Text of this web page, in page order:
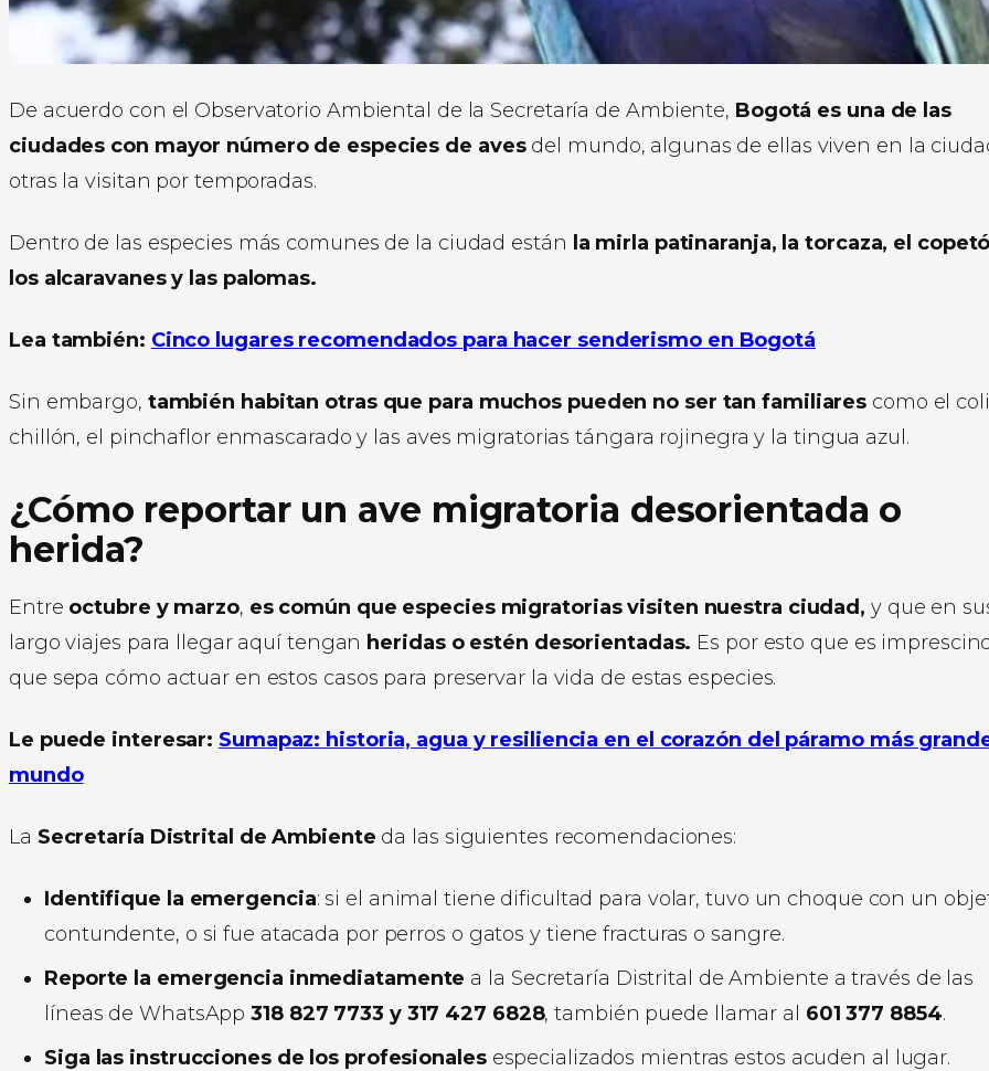
De acuerdo con el Observatorio Ambiental de la Secretaría de Ambiente, Bogotá es una de las
ciudades con mayor número de especies de avesdel mundo, algunas de ellas viven en la
otras la visitan por temporadas.
Dentro de las especies más comunes de la ciudad están la mirla patinaranja, la torcaza, el
los alcaravanes y las palomas.
Lea también: Cinco lugares recomendados para hacer senderismo en Bogotá
Sin embargo, también habitan otras que para muchos pueden no ser tan familiares como el
chillón, el pinchaflor enmascarado y las aves migratorias tángara rojinegra y la tingua azul.
¿Cómo reportar un ave migratoria desorientada o
herida?
Entre octubre y marzo, es común que especies migratorias visiten nuestra ciudad, y que en
largo viajes para llegar aquí tengan heridas o estén desorientadas. Es por esto que es
que sepa cómo actuar en estos casos para preservar la vida de estas especies.
Le puede interesar: Sumapaz: historia, agua y resiliencia en el corazón del páramo más
mundo
La Secretaría Distrital de Ambiente da las siguientes recomendaciones:
Identifique la emergencia: si el animal tiene dificultad para volar, tuvo un choque con un
contundente, o si fue atacada por perros o gatos y tiene fracturas o sangre.
Reporte la emergencia inmediatamente a la Secretaría Distrital de Ambiente a través de las
líneas de WhatsApp318 827 7733 y 317 427 6828, también puede llamar al 601 377 8854.
Siga las instrucciones de los profesionalesespecializados mientras estos acuden al lugar.